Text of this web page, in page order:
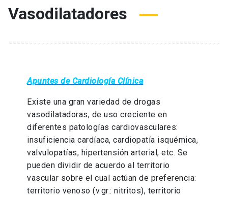
Vasodilatadores
Apuntes de Cardiología Clínica
Existe una gran variedad de drogas
vasodilatadoras, de uso creciente en
diferentes patologías cardiovasculares:
insuficiencia cardíaca, cardiopatía isquémica,
valvulopatías, hipertensión arterial, etc. Se
pueden dividir de acuerdo al territorio
vascular sobre el cual actúan de preferencia:
territorio venoso (v.gr.: nitritos), territorio